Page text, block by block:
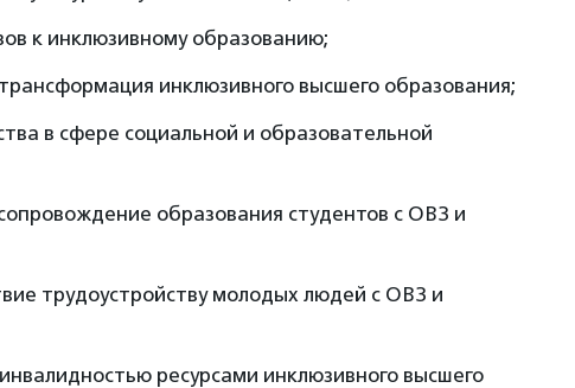
к инклюзивному образованию;
инклюзивного высшего образования;
в сфере социальной и образовательной
образования студентов с ОВЗ и
трудоустройству молодых людей с ОВЗ и
ресурсами инклюзивного высшего